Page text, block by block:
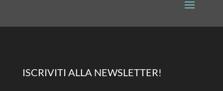
ISCRIVITI ALLA NEWSLETTER!